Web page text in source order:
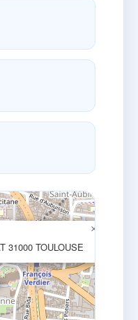
31000 TOULOUSE
×